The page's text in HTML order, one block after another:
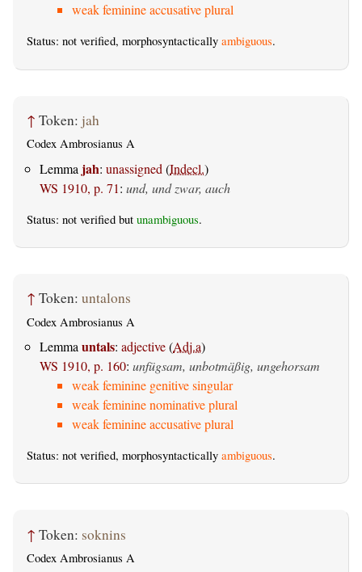
weak feminine accusative plural
Status: not verified, morphosyntactically ambiguous.
↑ Token: jah
Codex Ambrosianus A
Lemma jah: unassigned (Indecl.)
WS 1910, p. 71: und, und zwar, auch
Status: not verified but unambiguous.
↑ Token: untalons
Codex Ambrosianus A
Lemma untals: adjective(Adj.a)
WS 1910, p. 160: unfügsam, unbotmäßig, ungehorsam
weak feminine genitive singular
weak feminine nominative plural
weak feminine accusative plural
Status: not verified, morphosyntactically ambiguous.
↑ Token: soknins
Codex Ambrosianus A